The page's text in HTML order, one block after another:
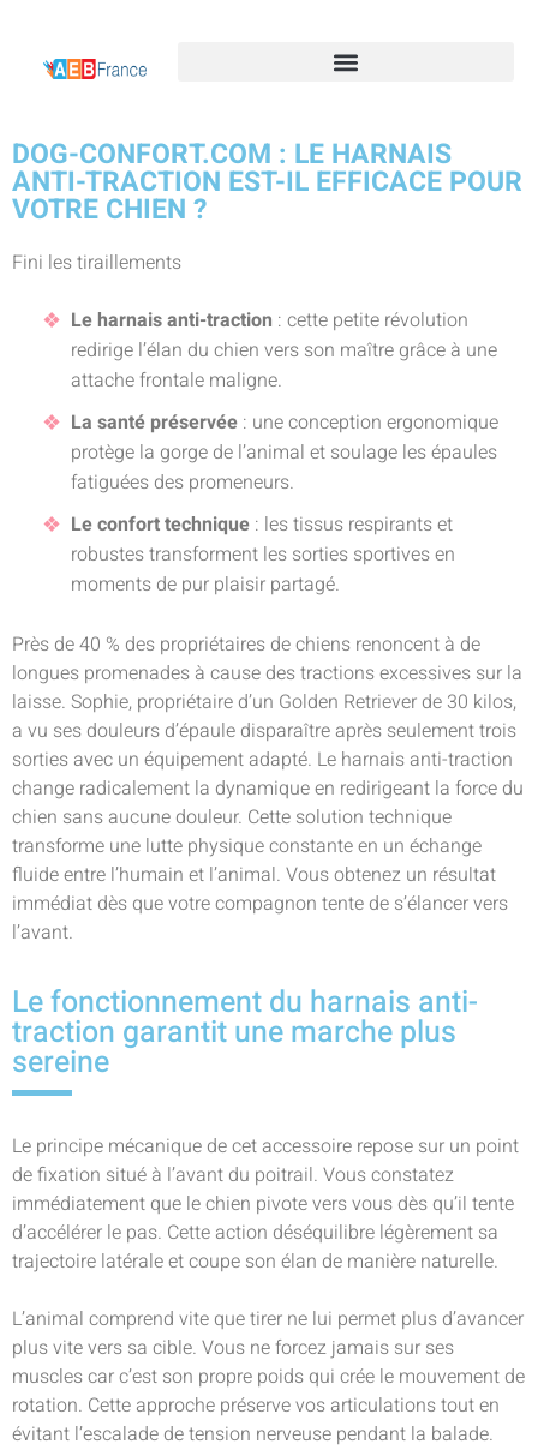
DOG-CONFORT.COM : LE HARNAIS
ANTI-TRACTION EST-IL EFFICACE POUR
VOTRE CHIEN ?
Fini les tiraillements
Le harnais anti-traction : cette petite révolution
redirige l’élan du chien vers son maître grâce à une
attache frontale maligne.
La santé préservée : une conception ergonomique
protège la gorge de l’animal et soulage les épaules
fatiguées des promeneurs.
Le confort technique : les tissus respirants et
robustes transforment les sorties sportives en
moments de pur plaisir partagé.
Près de 40 % des propriétaires de chiens renoncent à de
longues promenades à cause des tractions excessives sur la
laisse. Sophie, propriétaire d’un Golden Retriever de 30 kilos,
a vu ses douleurs d’épaule disparaître après seulement trois
sorties avec un équipement adapté. Le harnais anti-traction
change radicalement la dynamique en redirigeant la force du
chien sans aucune douleur. Cette solution technique
transforme une lutte physique constante en un échange
fluide entre l’humain et l’animal. Vous obtenez un résultat
immédiat dès que votre compagnon tente de s’élancer vers
l’avant.
Le fonctionnement du harnais anti-
traction garantit une marche plus
sereine
Le principe mécanique de cet accessoire repose sur un point
de fixation situé à l’avant du poitrail. Vous constatez
immédiatement que le chien pivote vers vous dès qu’il tente
d’accélérer le pas. Cette action déséquilibre légèrement sa
trajectoire latérale et coupe son élan de manière naturelle.
L’animal comprend vite que tirer ne lui permet plus d’avancer
plus vite vers sa cible. Vous ne forcez jamais sur ses
muscles car c’est son propre poids qui crée le mouvement de
rotation. Cette approche préserve vos articulations tout en
évitant l’escalade de tension nerveuse pendant la balade.